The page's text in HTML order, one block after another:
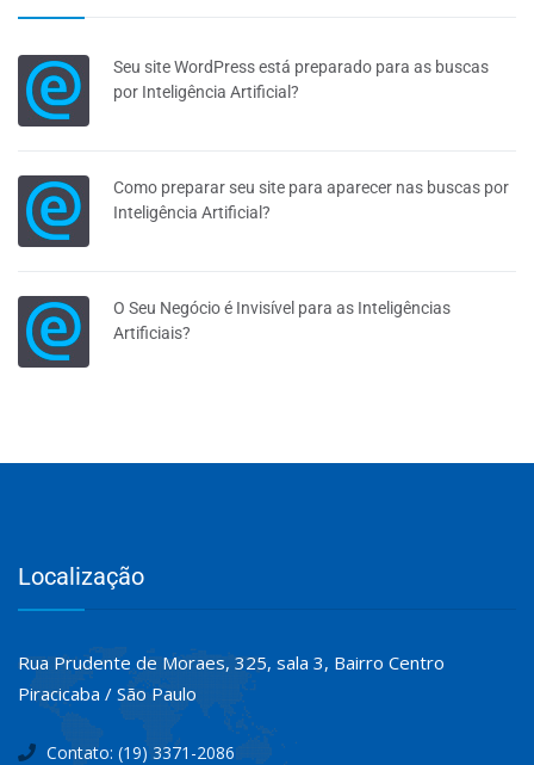
Seu site WordPress está preparado para as buscas
por Inteligência Artificial?
Como preparar seu site para aparecer nas buscas por
Inteligência Artificial?
O Seu Negócio é Invisível para as Inteligências
Artificiais?
Localização
Rua Prudente de Moraes, 325, sala 3, Bairro Centro
Piracicaba / São Paulo
Contato: (19) 3371-2086